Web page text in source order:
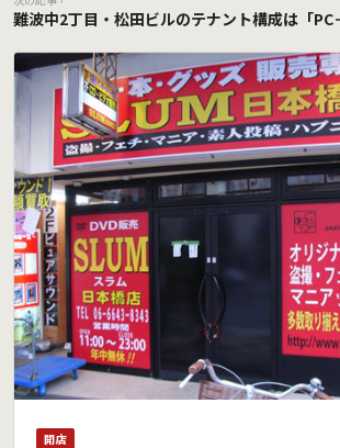
難波中2丁目・松田ビルのテナント構成は「PC
開店